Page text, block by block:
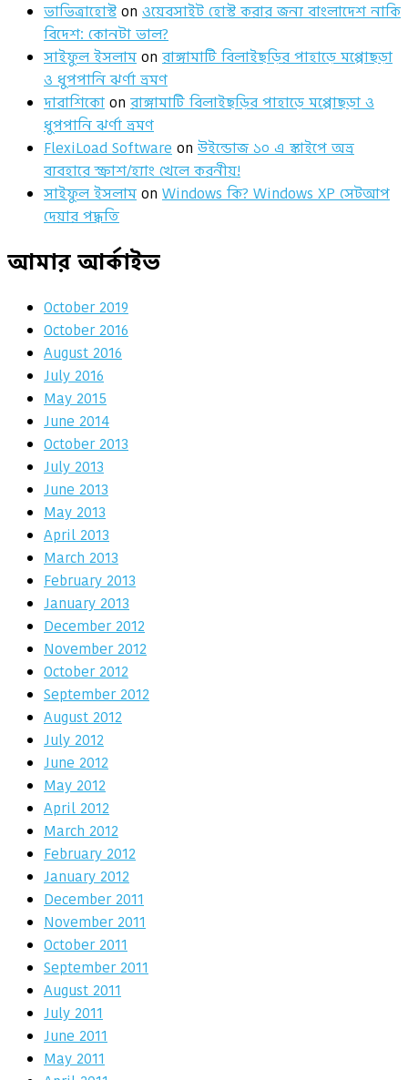
ভাভিত্রাহোস্ট on ওয়েবসাইট হোস্ট করার জন্য বাংলাদেশ নাকি
বিদেশ: কোনটা ভাল?
সাইফুল ইসলাম on রাঙ্গামাটি বিলাইছড়ির পাহাড়ে মপ্পোছড়া
ও ধুপপানি ঝর্ণা ভ্রমণ
দারাশিকো on রাঙ্গামাটি বিলাইছড়ির পাহাড়ে মপ্পোছড়া ও
ধুপপানি ঝর্ণা ভ্রমণ
FlexiLoad Software on উইন্ডোজ ১০ এ স্কাইপে অভ্র
ব্যবহারে স্ক্রাশ/হ্যাং খেলে করনীয়!
সাইফুল ইসলাম on Windows কি? Windows XP সেটআপ
দেয়ার পদ্ধতি
আমার আর্কাইভ
October 2019
October 2016
August 2016
July 2016
May 2015
June 2014
October 2013
July 2013
June 2013
May 2013
April 2013
March 2013
February 2013
January 2013
December 2012
November 2012
October 2012
September 2012
August 2012
July 2012
June 2012
May 2012
April 2012
March 2012
February 2012
January 2012
December 2011
November 2011
October 2011
September 2011
August 2011
July 2011
June 2011
May 2011